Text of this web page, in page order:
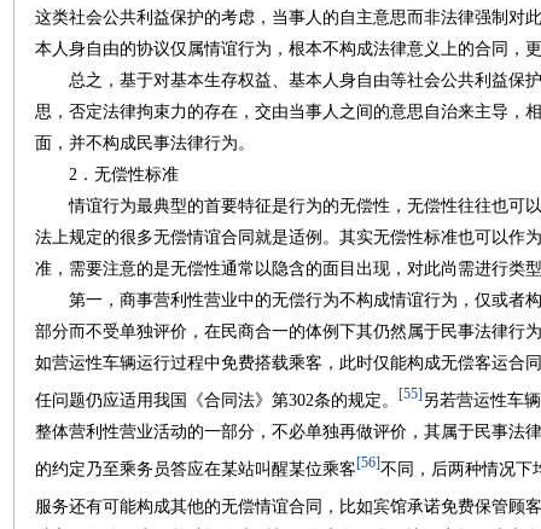
这类社会公共利益保护的考虑，当事人的自主意思而非法律强制对
本人身自由的协议仅属情谊行为，根本不构成法律意义上的合同，
总之，基于对基本生存权益、基本人身自由等社会公共利益保
思，否定法律拘束力的存在，交由当事人之间的意思自治来主导，
面，并不构成民事法律行为。
2．无偿性标准
情谊行为最典型的首要特征是行为的无偿性，无偿性往往也可
法上规定的很多无偿情谊合同就是适例。其实无偿性标准也可以作
准，需要注意的是无偿性通常以隐含的面目出现，对此尚需进行类
第一，商事营利性营业中的无偿行为不构成情谊行为，仅或者
部分而不受单独评价，在民商合一的体例下其仍然属于民事法律行
如营运性车辆运行过程中免费搭载乘客，此时仅能构成无偿客运合
任问题仍应适用我国《合同法》第302条的规定。 [55] 另若营运性车
整体营利性营业活动的一部分，不必单独再做评价，其属于民事法
的约定乃至乘务员答应在某站叫醒某位乘客 [56] 不同，后两种情况下
服务还有可能构成其他的无偿情谊合同，比如宾馆承诺免费保管顾